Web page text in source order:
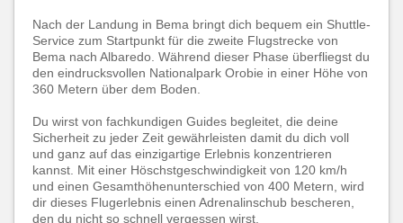
Nach der Landung in Bema bringt dich bequem ein Shuttle-
Service zum Startpunkt für die zweite Flugstrecke von
Bema nach Albaredo. Während dieser Phase überfliegst du
den eindrucksvollen Nationalpark Orobie in einer Höhe von
360 Metern über dem Boden.
Du wirst von fachkundigen Guides begleitet, die deine
Sicherheit zu jeder Zeit gewährleisten damit du dich voll
und ganz auf das einzigartige Erlebnis konzentrieren
kannst. Mit einer Höschstgeschwindigkeit von 120 km/h
und einen Gesamthöhenunterschied von 400 Metern, wird
dir dieses Flugerlebnis einen Adrenalinschub bescheren,
den du nicht so schnell vergessen wirst.